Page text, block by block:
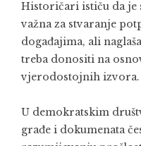
Historičari ističu da je
važna za stvaranje
događajima, ali
treba donositi na
vjerodostojnih izvora.
U demokratskim
građe i dokumenata